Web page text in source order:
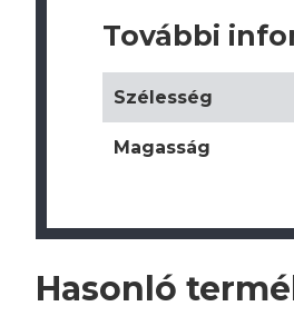
További
Szélesség
Magasság
Hasonló